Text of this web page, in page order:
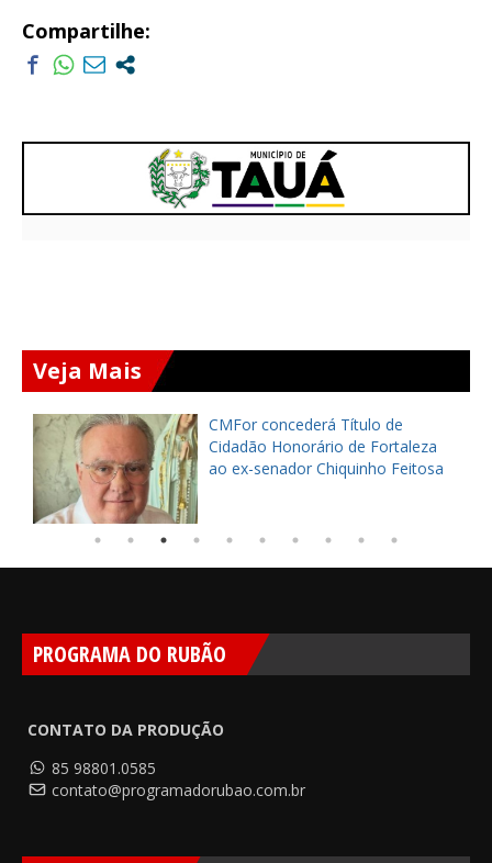
Compartilhe:
Veja Mais
CMFor concederá Título de
Cidadão Honorário de Fortaleza
ao ex-senador Chiquinho Feitosa
PROGRAMA DO RUBÃO
CONTATO DA PRODUÇÃO
85 98801.0585
contato@programadorubao.com.br